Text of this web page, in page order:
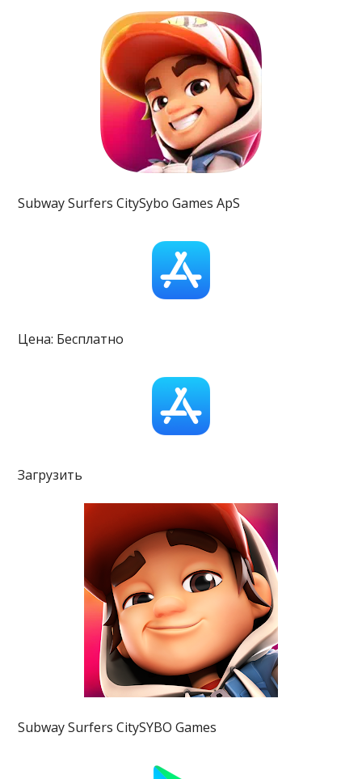
Subway Surfers CitySybo Games ApS
Цена: Бесплатно
Загрузить
Subway Surfers CitySYBO Games